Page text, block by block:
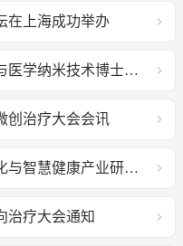
在上海成功举办
2016年第五届全国生物与医学纳米技术博士生学术论坛征稿通知
创治疗大会会讯
2016国际干细胞医学转化与智慧健康产业研讨会暨中国生物医学工程学会干细胞工程技术分会第三次全体会议
治疗大会通知